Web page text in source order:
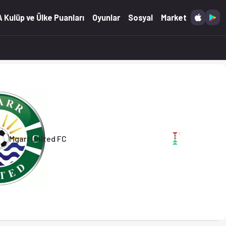
Kulüp ve Ülke Puanları Oyunlar Sosyal Market
Mgarr United FC